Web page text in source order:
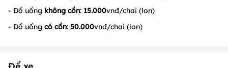
- Đồ uống không cồn: 15.000vnđ/chai (lon)
- Đồ uống có cồn: 50.000vnđ/chai (lon)